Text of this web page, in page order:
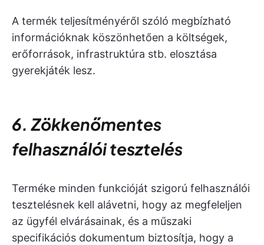
A termék teljesítményéről szóló megbízható
információknak köszönhetően a költségek,
erőforrások, infrastruktúra stb. elosztása
gyerekjáték lesz.
6. Zökkenőmentes
felhasználói tesztelés
Terméke minden funkcióját szigorú felhasználói
tesztelésnek kell alávetni, hogy az megfeleljen
az ügyfél elvárásainak, és a műszaki
specifikációs dokumentum biztosítja, hogy a